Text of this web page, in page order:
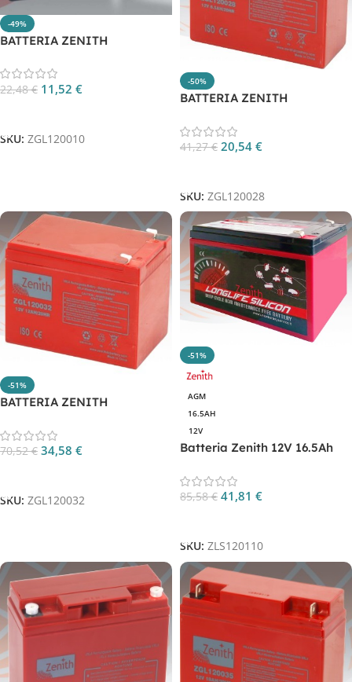
-49%
BATTERIA ZENITH
22,48€ 11,52 €
SKU: ZGL120010
-50%
BATTERIA ZENITH
41,27€ 20,54 €
SKU: ZGL120028
-51%
BATTERIA ZENITH
70,52€ 34,58 €
SKU: ZGL120032
-51%
AGM
16.5AH
12V
Batteria Zenith 12V 16.5Ah
ZLS120110
85,58€ 41,81 €
SKU: ZLS120110